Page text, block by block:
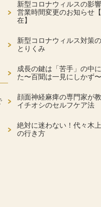
新型コロナウィルスの影
営業時間変更のお知らせ
在】
新型コロナウィルス対策
とりくみ
成長の鍵は「苦手」の中
た〜百聞は一見にしかず〜
顔面神経麻痺の専門家が教
イチオシのセルフケア法
絶対に迷わない！代々木
の行き方